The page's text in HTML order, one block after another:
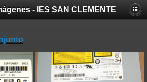
- IES SAN CLEMENTE